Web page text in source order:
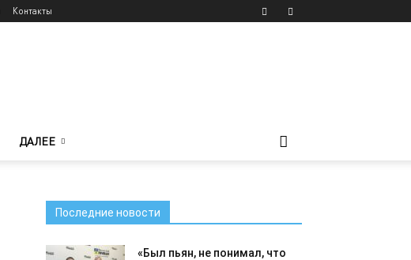
Контакты
ДАЛЕЕ
Последние новости
«Был пьян, не понимал, что